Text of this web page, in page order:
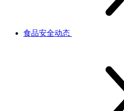
食品安全动态